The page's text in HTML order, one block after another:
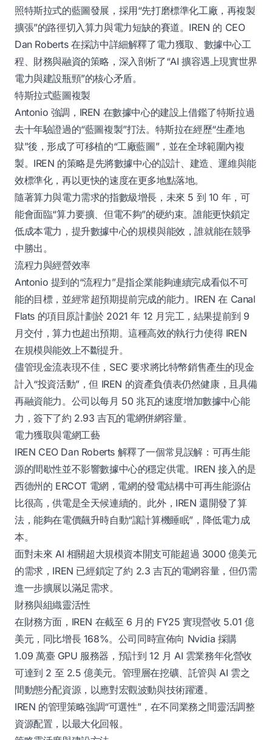
照特斯拉式的藍圖發展，採用“先打磨標準化工廠，再複製
擴張”的路徑切入算力與電力短缺的賽道。IREN 的 CEO
Dan Roberts 在採訪中詳細解釋了電力獲取、數據中心工
程、財務與融資的策略，深入剖析了“AI 擴容遇上現實世界
電力與建設瓶頸”的核心矛盾。
特斯拉式藍圖複製
Antonio 強調，IREN 在數據中心的建設上借鑑了特斯拉過
去十年驗證過的“藍圖複製”打法。特斯拉在經歷“生產地
獄”後，形成了可移植的“工廠藍圖”，並在全球範圍內複
製。IREN 的策略是先將數據中心的設計、建造、運維與能
效標準化，再以更快的速度在更多地點落地。
隨著算力與電力需求的指數級增長，未來 5 到 10 年，可
能會面臨“算力要擴、但電不夠”的硬約束。誰能更快鎖定
低成本電力，提升數據中心的規模與能效，誰就能在競爭
中勝出。
流程力與經營效率
Antonio 提到的“流程力”是指企業能夠連續完成看似不可
能的目標，並經常超預期提前完成的能力。IREN 在 Canal
Flats 的項目原計劃於 2021 年 12 月完工，結果提前到 9
月交付，算力也超出預期。這種高效的執行力使得 IREN
在規模與能效上不斷提升。
儘管現金流表現不佳，SEC 要求將比特幣銷售產生的現金
計入“投資活動”，但 IREN 的資產負債表仍然健康，且具備
再融資能力。公司以每月 50 兆瓦的速度增加數據中心能
力，簽下了約 2.93 吉瓦的電網併網容量。
電力獲取與電網工藝
IREN CEO Dan Roberts 解釋了一個常見誤解：可再生能
源的間歇性並不影響數據中心的穩定供電。IREN 接入的是
西德州的 ERCOT 電網，電網的發電結構中可再生能源佔
比很高，供電是全天候連續的。此外，IREN 還開發了算
法，能夠在電價飆升時自動“讓計算機睡眠”，降低電力成
本。
面對未來 AI 相關超大規模資本開支可能超過 3000 億美元
的需求，IREN 已經鎖定了約 2.3 吉瓦的電網容量，但仍需
進一步擴展以滿足需求。
財務與組織靈活性
在財務方面，IREN 在截至 6 月的 FY25 實現營收 5.01 億
美元，同比增長 168%。公司同時宣佈向 Nvidia 採購
1.09 萬臺 GPU 服務器，預計到 12 月 AI 雲業務年化營收
可達到 2 至 2.5 億美元。管理層在挖礦、託管與 AI 雲之
間動態分配資源，以應對宏觀波動與技術躍遷。
IREN 的管理策略強調“可選性”，在不同業務之間靈活調整
資源配置，以最大化回報。